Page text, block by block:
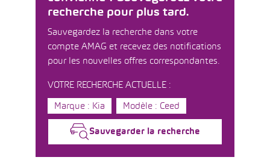
recherche pour plus tard.
Sauvegardez la recherche dans votre
compte AMAG et recevez des notifications
pour les nouvelles offres correspondantes.
VOTRE RECHERCHE ACTUELLE :
Marque : Kia Modèle : Ceed
Sauvegarder la recherche